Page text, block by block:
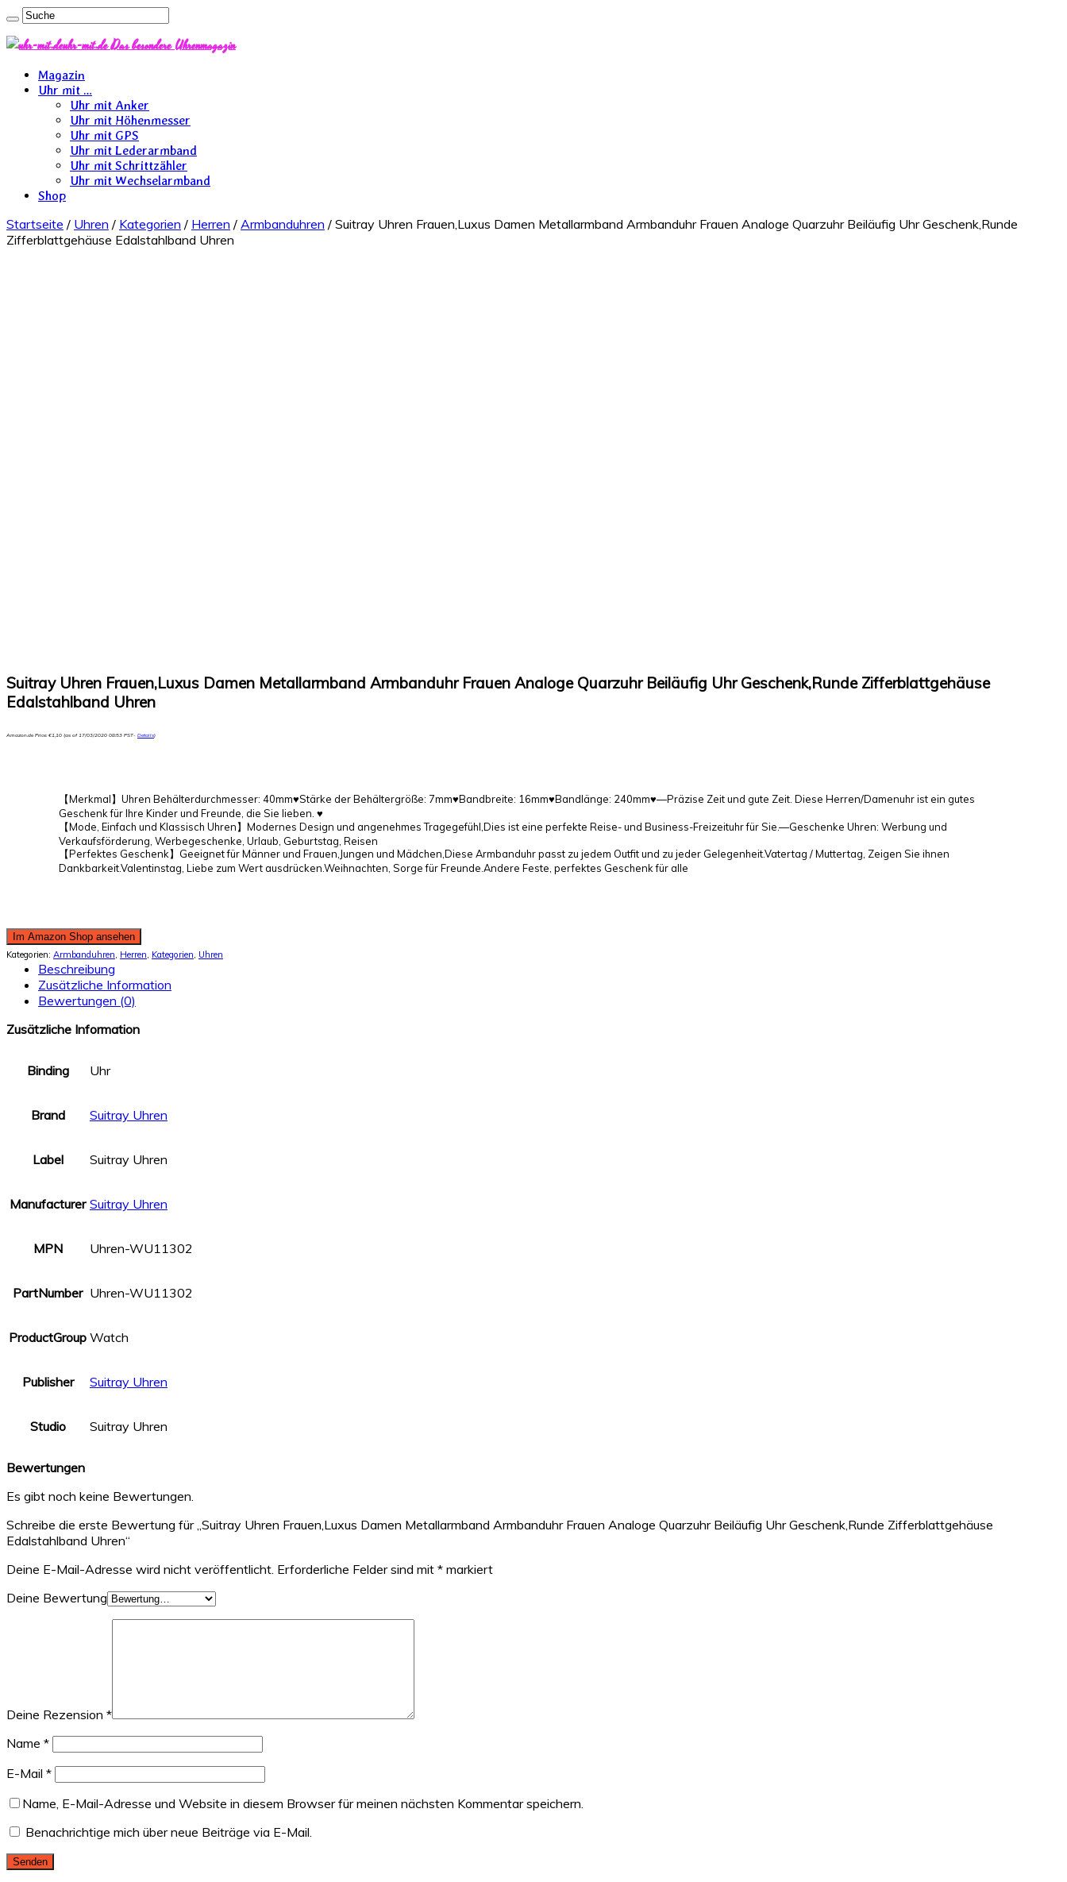
uhr-mit.de Das besondere Uhrenmagazin
Magazin
Uhr mit …
Uhr mit Anker
Uhr mit Höhenmesser
Uhr mit GPS
Uhr mit Lederarmband
Uhr mit Schrittzähler
Uhr mit Wechselarmband
Shop
Startseite / Uhren / Kategorien / Herren / Armbanduhren / Suitray Uhren Frauen,Luxus Damen Metallarmband Armbanduhr Frauen Analoge Quarzuhr Beiläufig Uhr Geschenk,Runde
Zifferblattgehäuse Edalstahlband Uhren
Suitray Uhren Frauen,Luxus Damen Metallarmband Armbanduhr Frauen Analoge Quarzuhr Beiläufig Uhr Geschenk,Runde Zifferblattgehäuse
Edalstahlband Uhren
Amazon.de Price:€1,10 (as of 17/03/2020 08:53 PST- Details)
【Merkmal】Uhren Behälterdurchmesser: 40mm♥Stärke der Behältergröße: 7mm♥Bandbreite: 16mm♥Bandlänge: 240mm♥—Präzise Zeit und gute Zeit. Diese Herren/Damenuhr ist ein gutes
Geschenk für Ihre Kinder und Freunde, die Sie lieben. ♥
【Mode, Einfach und Klassisch Uhren】Modernes Design und angenehmes Tragegefühl,Dies ist eine perfekte Reise- und Business-Freizeituhr für Sie.—Geschenke Uhren: Werbung und
Verkaufsförderung, Werbegeschenke, Urlaub, Geburtstag, Reisen
【Perfektes Geschenk】Geeignet für Männer und Frauen,Jungen und Mädchen,Diese Armbanduhr passt zu jedem Outfit und zu jeder Gelegenheit.Vatertag / Muttertag, Zeigen Sie ihnen
Dankbarkeit.Valentinstag, Liebe zum Wert ausdrücken.Weihnachten, Sorge für Freunde.Andere Feste, perfektes Geschenk für alle
Im Amazon Shop ansehen
Kategorien: Armbanduhren Herren Kategorien Uhren
Beschreibung
Zusätzliche Information
Bewertungen (0)
Zusätzliche Information
Binding Uhr
Brand Suitray Uhren
Label Suitray Uhren
Manufacturer Suitray Uhren
MPN Uhren-WU11302
PartNumber Uhren-WU11302
ProductGroup Watch
Publisher Suitray Uhren
Studio Suitray Uhren
Bewertungen
Es gibt noch keine Bewertungen.
Schreibe die erste Bewertung für „Suitray Uhren Frauen,Luxus Damen Metallarmband Armbanduhr Frauen Analoge Quarzuhr Beiläufig Uhr Geschenk,Runde Zifferblattgehäuse
Edalstahlband Uhren“
Deine E-Mail-Adresse wird nicht veröffentlicht. Erforderliche Felder sind mit * markiert
Deine Bewertung
Deine Rezension *
Name *
E-Mail *
Name, E-Mail-Adresse und Website in diesem Browser für meinen nächsten Kommentar speichern.
Benachrichtige mich über neue Beiträge via E-Mail.